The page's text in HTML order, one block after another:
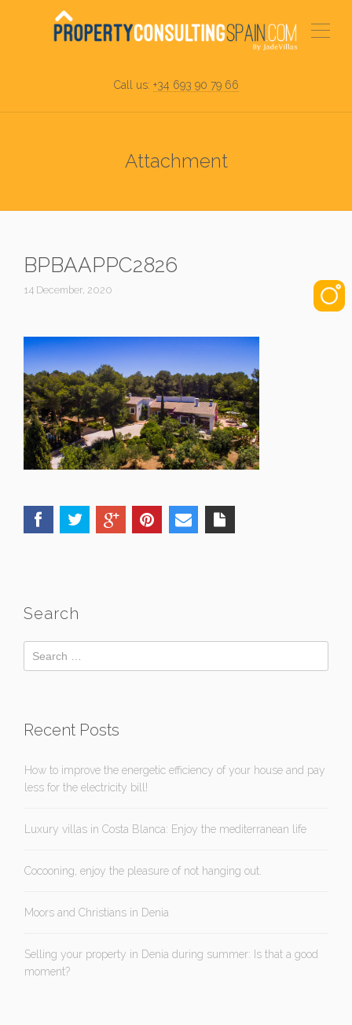
Call us: +34 693 90 79 66
Attachment
BPBAAPPC2826
14 December, 2020
Search
Recent Posts
How to improve the energetic efficiency of your house and pay
less for the electricity bill!
Luxury villas in Costa Blanca: Enjoy the mediterranean life
Cocooning, enjoy the pleasure of not hanging out.
Moors and Christians in Denia
Selling your property in Denia during summer: Is that a good
moment?